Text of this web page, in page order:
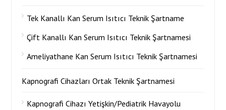
Tek Kanallı Kan Serum Isıtıcı Teknik Şartname
Çift Kanallı Kan Serum Isıtıcı Teknik Şartnamesi
Ameliyathane Kan Serum Isıtıcı Teknik Şartnamesi
Kapnografi Cihazları Ortak Teknik Şartnamesi
Kapnografi Cihazı Yetişkin/Pediatrik Havayolu